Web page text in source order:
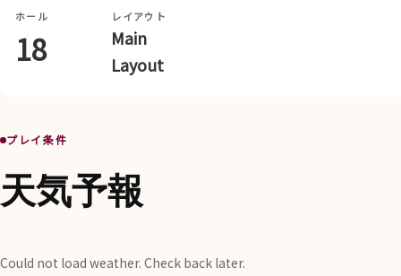
ホール
18
レイアウト
Main
Layout
プレイ条件
天気予報
Could not load weather. Check back later.